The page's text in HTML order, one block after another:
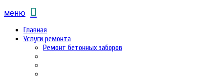
меню
Главная
Услуги ремонта
Ремонт бетонных заборов